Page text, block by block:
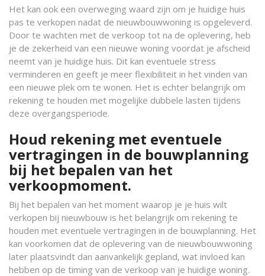
Het kan ook een overweging waard zijn om je huidige huis
pas te verkopen nadat de nieuwbouwwoning is opgeleverd.
Door te wachten met de verkoop tot na de oplevering, heb
je de zekerheid van een nieuwe woning voordat je afscheid
neemt van je huidige huis. Dit kan eventuele stress
verminderen en geeft je meer flexibiliteit in het vinden van
een nieuwe plek om te wonen. Het is echter belangrijk om
rekening te houden met mogelijke dubbele lasten tijdens
deze overgangsperiode.
Houd rekening met eventuele
vertragingen in de bouwplanning
bij het bepalen van het
verkoopmoment.
Bij het bepalen van het moment waarop je je huis wilt
verkopen bij nieuwbouw is het belangrijk om rekening te
houden met eventuele vertragingen in de bouwplanning. Het
kan voorkomen dat de oplevering van de nieuwbouwwoning
later plaatsvindt dan aanvankelijk gepland, wat invloed kan
hebben op de timing van de verkoop van je huidige woning.